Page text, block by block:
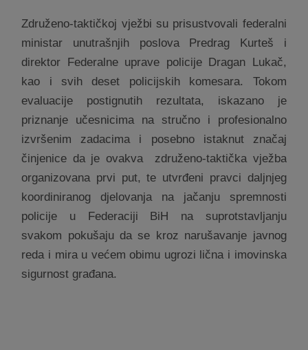
Združeno-taktičkoj vježbi su prisustvovali federalni
ministar unutrašnjih poslova Predrag Kurteš i
direktor Federalne uprave policije Dragan Lukač,
kao i svih deset policijskih komesara. Tokom
evaluacije postignutih rezultata, iskazano je
priznanje učesnicima na stručno i profesionalno
izvršenim zadacima i posebno istaknut značaj
činjenice da je ovakva
združeno-taktička vježba
organizovana prvi put, te utvrđeni pravci daljnjeg
koordiniranog djelovanja na jačanju spremnosti
policije u Federaciji BiH na suprotstavljanju
svakom pokušaju da se kroz narušavanje javnog
reda i mira u većem obimu ugrozi lična i imovinska
sigurnost građana.